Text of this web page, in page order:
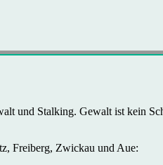
und Stalking. Gewalt ist kein
Freiberg, Zwickau und Aue: